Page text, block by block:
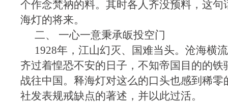
个作念梵衲的料。其时各人齐没预料，这句
海灯的将来。
二、 一心一意秉承皈投空门
1928年，江山幻灭、国难当头。沧海横
齐过着惶恐不安的日子，不知帝国目的的铁
战往中国。释海灯对这么的口头也感到稀零
社发表规戒缺点的著述，并以此过活。